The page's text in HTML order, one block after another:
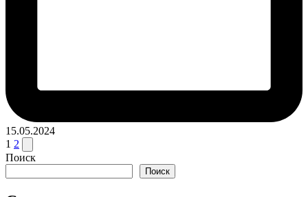
15.05.2024
Пагинация
записей
1 2 След.
страница
Поиск
Поиск